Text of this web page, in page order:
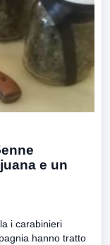
e un
i carabinieri
hanno tratto